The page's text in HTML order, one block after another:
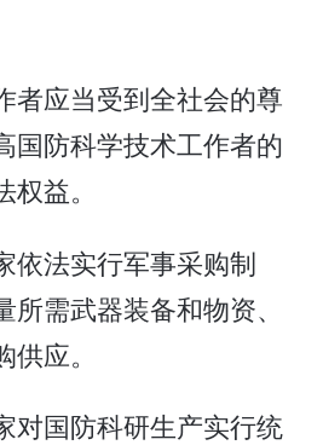
者应当受到全社会的尊
国防科学技术工作者的
益。
法实行军事采购制
需武器装备和物资、
应。
国防科研生产实行统